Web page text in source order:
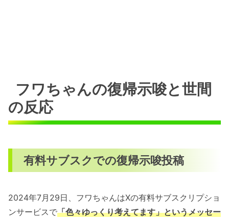
フワちゃんの復帰示唆と世間
の反応
有料サブスクでの復帰示唆投稿
2024年7月29日、フワちゃんはXの有料サブスクリプショ
ンサービスで「色々ゆっくり考えてます」というメッセー